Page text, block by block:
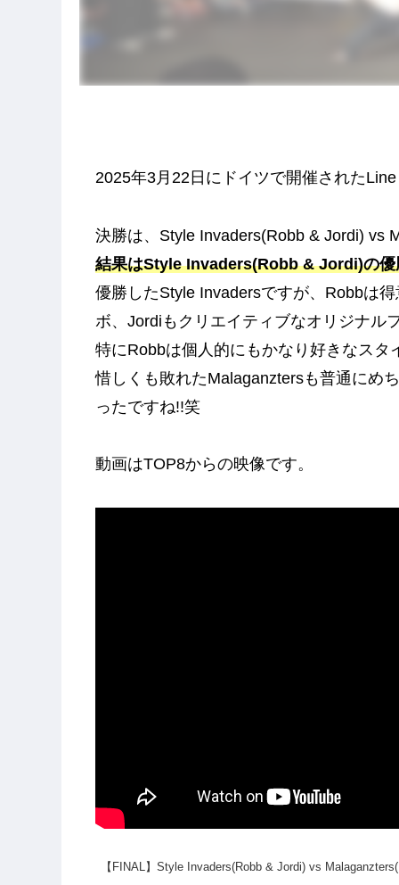
2025年3月22日にドイツで開催された
決勝は、Style Invaders(Robb & Jordi) vs
結果はStyle Invaders(Robb & Jordi)の優
優勝したStyle Invadersですが、Robbは
ボ、Jordiもクリエイティブなオリジナル
特にRobbは個人的にもかなり好きなスタ
惜しくも敗れたMalaganztersも普通にめ
ったですね!!笑
動画はTOP8からの映像です。
【FINAL】Style Invaders(Robb & Jordi) vs